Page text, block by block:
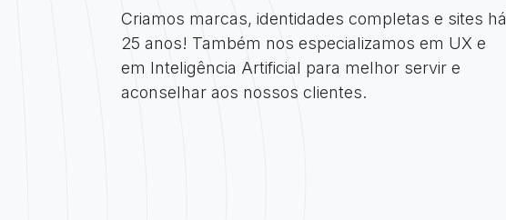
Criamos marcas, identidades completas e sites há
25 anos! Também nos especializamos em UX e
em Inteligência Artificial para melhor servir e
aconselhar aos nossos clientes.